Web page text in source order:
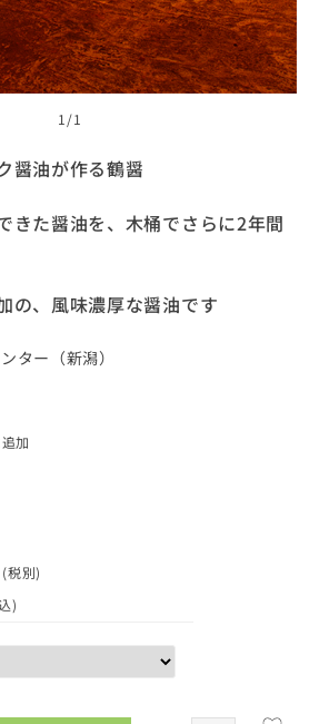
1 /1
醤油が作る鶴醤
きた醤油を、木桶でさらに2年間
の、風味濃厚な醤油です
ター（新潟）
加
(税別)
)